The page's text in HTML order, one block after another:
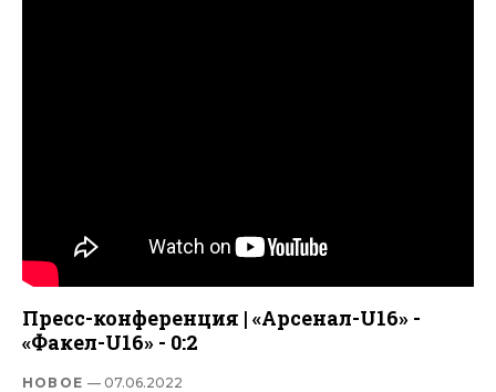
Пресс-конференция | «Арсенал-U16» -
«Факел-U16» - 0:2
НОВОЕ— 07.06.2022